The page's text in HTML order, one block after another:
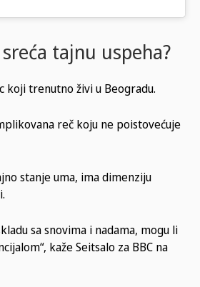
tajnu uspeha?
koji trenutno živi u Beogradu.
reč koju ne poistovećuje
stanje uma, ima dimenziju
sa snovima i nadama, mogu li
kaže Seitsalo za BBC na